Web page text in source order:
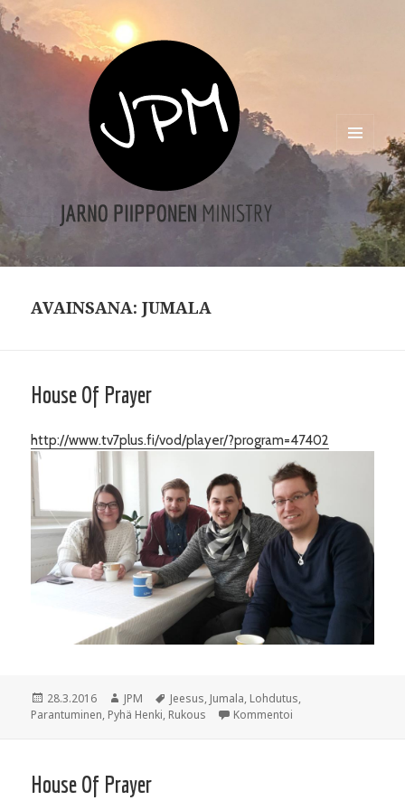
VALIKKO
JA
VIMPAIMET
AVAINSANA: JUMALA
House Of Prayer
http://www.tv7plus.fi/vod/player/?program=47402
Julkaistu
28.3.2016 Kirjoittaja
JPM Avainsanat
Jeesus, Jumala, Lohdutus,
Parantuminen, Pyhä Henki, Rukous Kommentoi
House Of Prayer